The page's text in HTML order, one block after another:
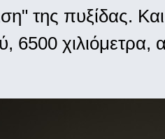
της πυξίδας.
6500